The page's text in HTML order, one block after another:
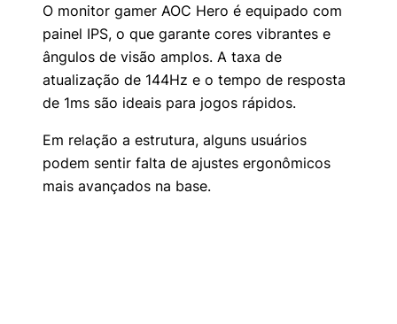
O monitor gamer AOC Hero é equipado com
painel IPS, o que garante cores vibrantes e
ângulos de visão amplos. A taxa de
atualização de 144Hz e o tempo de resposta
de 1ms são ideais para jogos rápidos.
Em relação a estrutura, alguns usuários
podem sentir falta de ajustes ergonômicos
mais avançados na base.